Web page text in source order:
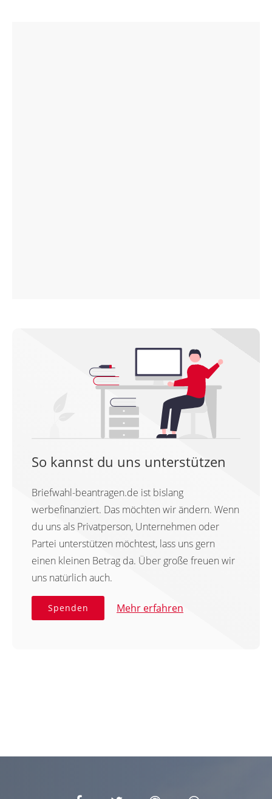
So kannst du uns unterstützen
Briefwahl-beantragen.de ist bislang
werbefinanziert. Das möchten wir ändern. Wenn
du uns als Privatperson, Unternehmen oder
Partei unterstützen möchtest, lass uns gern
einen kleinen Betrag da. Über große freuen wir
uns natürlich auch.
Spenden Mehr erfahren